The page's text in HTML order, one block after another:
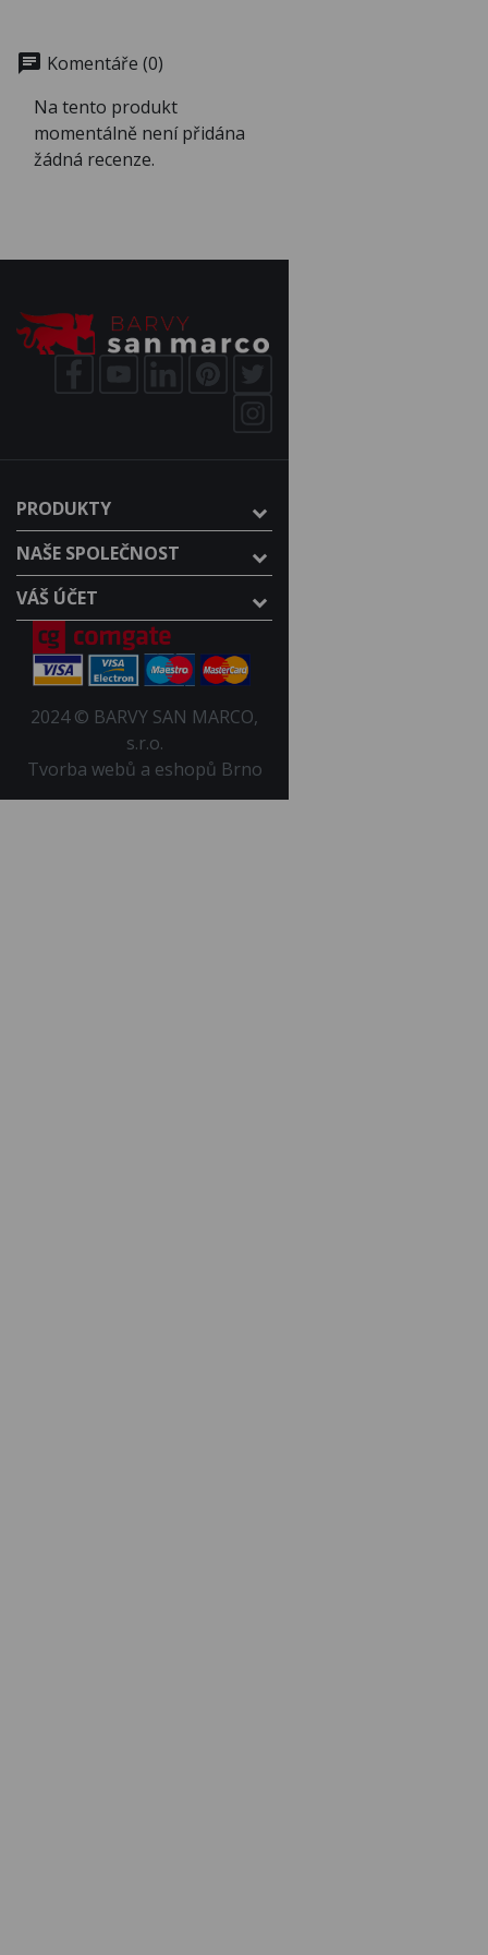
chat Komentáře (0)
Na tento produkt
momentálně není přidána
žádná recenze.
PRODUKTY
NAŠE SPOLEČNOST
VÁŠ ÚČET
2024 © BARVY SAN MARCO,
s.r.o.
Tvorba webů a eshopů Brno